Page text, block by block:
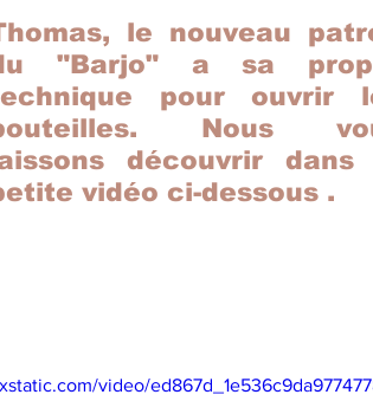
le nouveau
"Barjo" a sa
pour ouvrir
Nous
découvrir dans
vidéo ci-dessous .
video/